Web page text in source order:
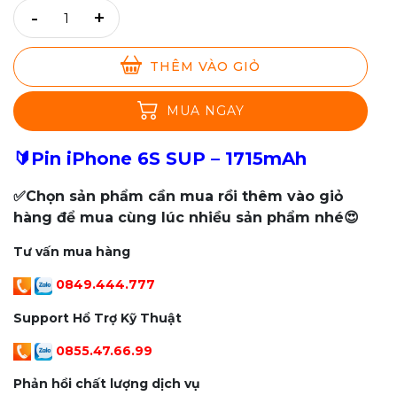
- +
THÊM VÀO GIỎ
MUA NGAY
🔰Pin iPhone 6S SUP – 1715mAh
✅Chọn sản phẩm cần mua rồi thêm vào giỏ
hàng để mua cùng lúc nhiều sản phẩm nhé😍
Tư vấn mua hàng
0849.444.777
Support Hổ Trợ Kỹ Thuật
0855.47.66.99
Phản hồi chất lượng dịch vụ